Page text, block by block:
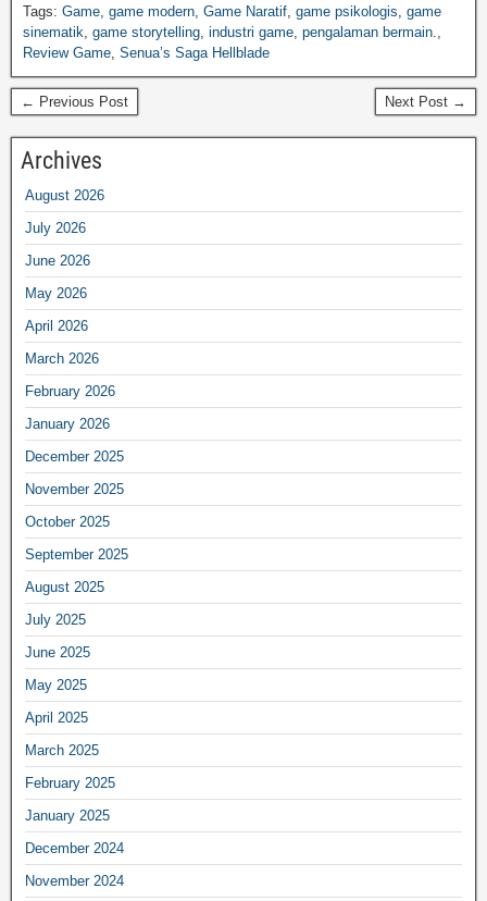
Tags: Game, game modern, Game Naratif, game psikologis, game
sinematik, game storytelling, industri game, pengalaman bermain.,
Review Game, Senua’s Saga Hellblade
← Previous Post Next Post →
Archives
August 2026
July 2026
June 2026
May 2026
April 2026
March 2026
February 2026
January 2026
December 2025
November 2025
October 2025
September 2025
August 2025
July 2025
June 2025
May 2025
April 2025
March 2025
February 2025
January 2025
December 2024
November 2024